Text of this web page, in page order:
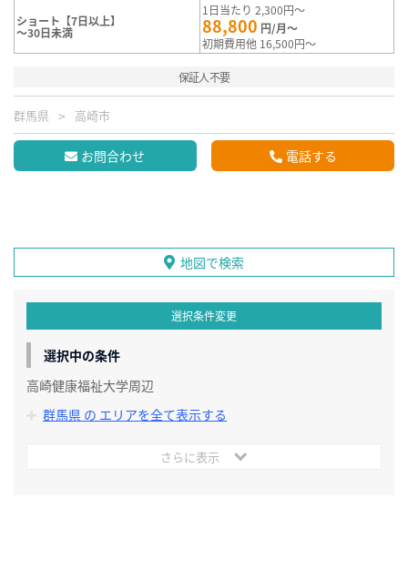
ショート【7日以上】
～30日未満
1日当たり 2,300円～
88,800 円/月～
初期費用他 16,500円～
保証人不要
群馬県 高崎市
お問合わせ 電話する
地図で検索
選択条件変更
選択中の条件
高崎健康福祉大学周辺
群馬県 の エリアを全て表示する
さらに表示